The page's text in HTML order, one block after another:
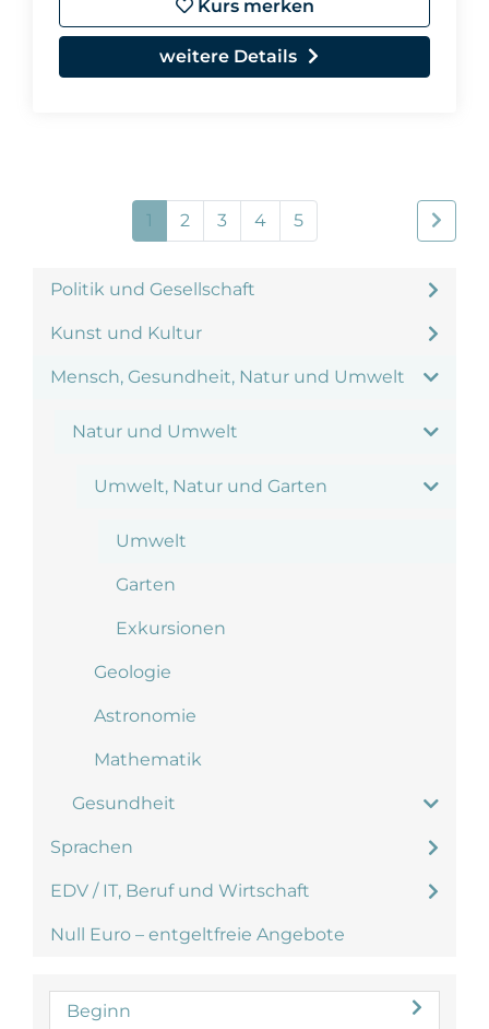
Politik und Gesellschaft
Kunst und Kultur
Mensch, Gesundheit, Natur und Umwelt
Natur und Umwelt
Umwelt, Natur und Garten
Umwelt
Garten
Exkursionen
Geologie
Astronomie
Mathematik
Gesundheit
Sprachen
EDV / IT, Beruf und Wirtschaft
Null Euro – entgeltfreie Angebote
Beginn
Kurs merken
weitere Details
1 2 3 4 5